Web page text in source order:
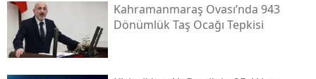
Kahramanmaraş Ovası’nda 943
Dönümlük Taş Ocağı Tepkisi